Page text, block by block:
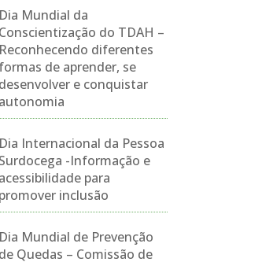
Dia Mundial da
Conscientização do TDAH –
Reconhecendo diferentes
formas de aprender, se
desenvolver e conquistar
autonomia
Dia Internacional da Pessoa
Surdocega -Informação e
acessibilidade para
promover inclusão
Dia Mundial de Prevenção
de Quedas – Comissão de